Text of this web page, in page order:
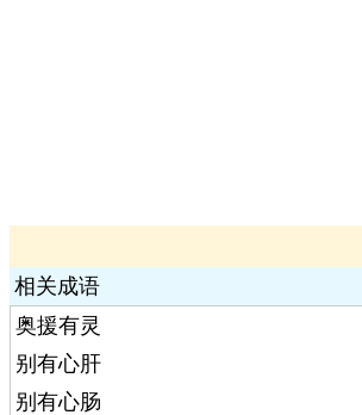
相关成语
奥援有灵
别有心肝
别有心肠